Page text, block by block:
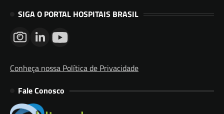
SIGA O PORTAL HOSPITAIS BRASIL
Conheça nossa Política de Privacidade
Fale Conosco